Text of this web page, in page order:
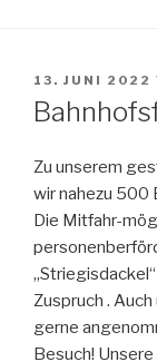
AM
13. JUNI 2022
Zu unserem
wir nahezu 500
Die Mitfahr-
Zuspruch .
gerne
Besuch!